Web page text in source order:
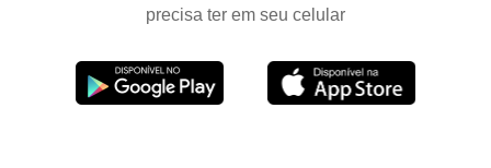
precisa ter em seu celular